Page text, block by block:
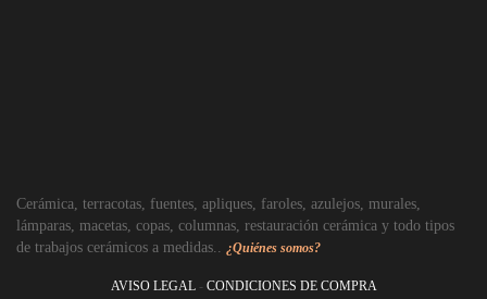
Cerámica, terracotas, fuentes, apliques, faroles, azulejos, murales,
lámparas, macetas, copas, columnas, restauración cerámica y todo tipos
de trabajos cerámicos a medidas.. ¿Quiénes somos?
AVISO LEGAL- CONDICIONES DE COMPRA